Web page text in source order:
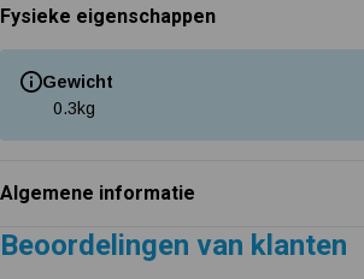
Fysieke eigenschappen
Gewicht
0.3kg
Algemene informatie
Beoordelingen van klanten